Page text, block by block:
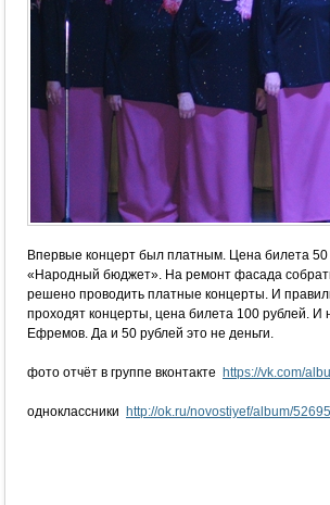
Впервые концерт был платным. Цена билета
«Народный бюджет». На ремонт фасада
решено проводить платные концерты. И
проходят концерты, цена билета 100 рублей. И
Ефремов. Да и 50 рублей это не деньги.
фото отчёт в группе вконтакте https://vk.com/
одноклассники http://ok.ru/novostiyef/album/